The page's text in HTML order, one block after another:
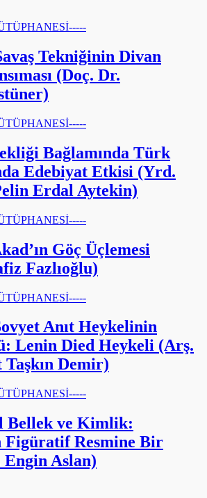
Tekniğinin Divan
(Doç. Dr.
Bağlamında Türk
Edebiyat Etkisi (Yrd.
Erdal Aytekin)
Göç Üçlemesi
Fazlıoğlu)
Anıt Heykelinin
Lenin Died Heykeli (Arş.
Demir)
Bellek ve Kimlik:
Figüratif Resmine Bir
Engin Aslan)